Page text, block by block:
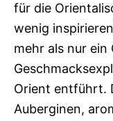
für die
wenig
mehr als nur ein
Orient entführt.
Auberginen,